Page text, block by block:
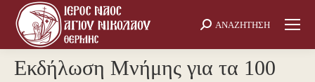
Search:
ΑΝΑΖΗΤΗΣΗ
Εκδήλωση Μνήμης για τα 100